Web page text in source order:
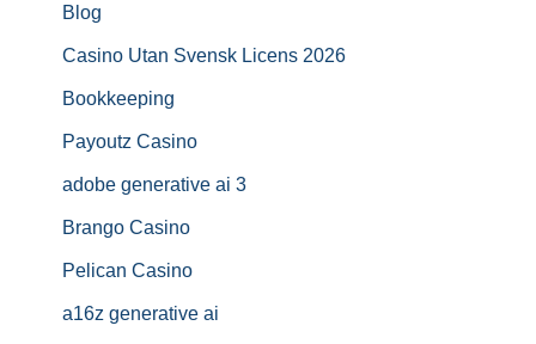
Blog
Casino Utan Svensk Licens 2026
Bookkeeping
Payoutz Casino
adobe generative ai 3
Brango Casino
Pelican Casino
a16z generative ai